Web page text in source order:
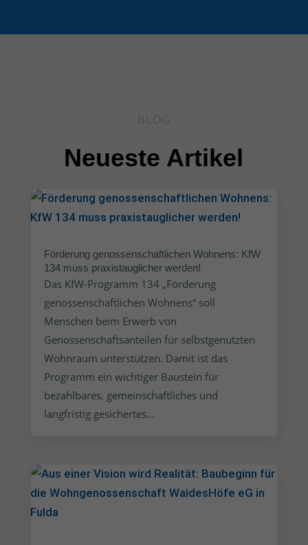
Neueste Artikel
Förderung genossenschaftlichen Wohnens: KfW
134 muss praxistauglicher werden!
Das KfW-Programm 134 „Förderung
genossenschaftlichen Wohnens“ soll
Menschen beim Erwerb von
Genossenschaftsanteilen für selbstgenutzten
Wohnraum unterstützen. Damit ist das
Programm ein wichtiger Baustein für
bezahlbares, gemeinschaftliches und
langfristig gesichertes...